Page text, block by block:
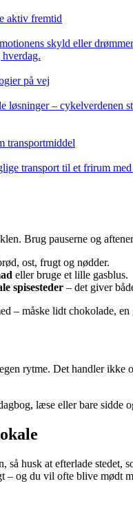
aktiv fremtid
skyld eller
på vej
løsninger – cykelverdenen
transportmiddel
transport til et frirum
Brug pauserne og
ost, frugt og nødder.
eller bruge et lille gasblus.
spisesteder – det giver
– måske lidt chokolade,
rytme. Det handler
læse eller bare
så husk at efterlade
– og du vil ofte blive mødt